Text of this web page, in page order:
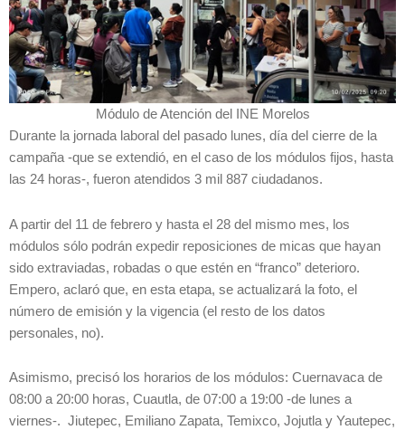
Módulo de Atención del INE Morelos
Durante la jornada laboral del pasado lunes, día del cierre de la
campaña -que se extendió, en el caso de los módulos fijos, hasta
las 24 horas-, fueron atendidos 3 mil 887 ciudadanos.
A partir del 11 de febrero y hasta el 28 del mismo mes, los
módulos sólo podrán expedir reposiciones de micas que hayan
sido extraviadas, robadas o que estén en “franco” deterioro.
Empero, aclaró que, en esta etapa, se actualizará la foto, el
número de emisión y la vigencia (el resto de los datos
personales, no).
Asimismo, precisó los horarios de los módulos: Cuernavaca de
08:00 a 20:00 horas, Cuautla, de 07:00 a 19:00 -de lunes a
viernes-. Jiutepec, Emiliano Zapata, Temixco, Jojutla y Yautepec,